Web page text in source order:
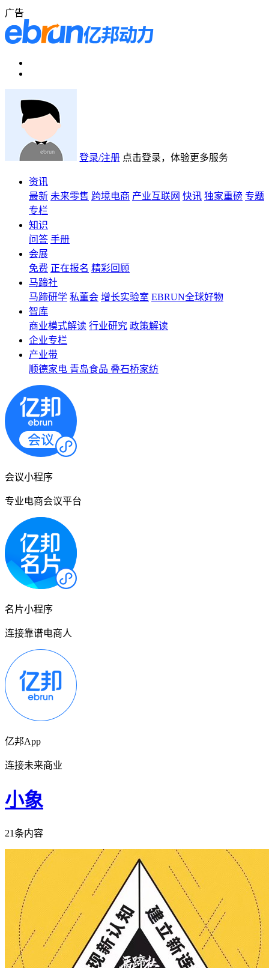
广告
登录/注册 点击登录，体验更多服务
资讯
最新 未来零售 跨境电商 产业互联网 快讯 独家重磅 专题
专栏
知识
问答 手册
会展
免费 正在报名 精彩回顾
马蹄社
马蹄研学 私董会 增长实验室 EBRUN全球好物
智库
商业模式解读 行业研究 政策解读
企业专栏
产业带
顺德家电 青岛食品 叠石桥家纺
会议小程序
专业电商会议平台
名片小程序
连接靠谱电商人
亿邦App
连接未来商业
小象
21条内容